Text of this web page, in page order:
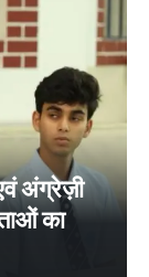
अंग्रेज़ी
का